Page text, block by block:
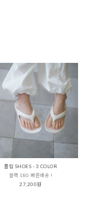
플립 SHOES - 3 COLOR
블랙 180 빠른배송 !
27,200원